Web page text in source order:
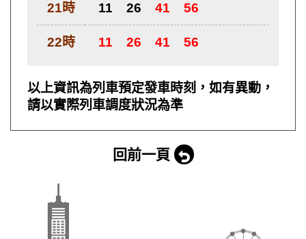
21時 11 26 41 56
22時 11 26 41 56
以上資訊為列車預定發車時刻，如有異動，
請以實際列車調度狀況為準
回前一頁